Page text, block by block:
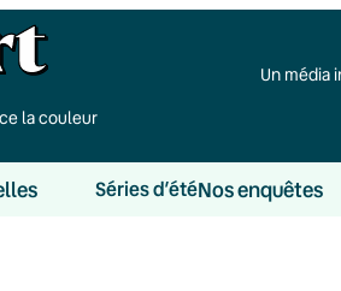
la couleur
Un média
Séries d’étéNos enquêtes